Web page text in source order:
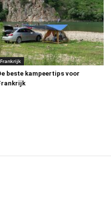
Frankrijk
beste kampeertips voor